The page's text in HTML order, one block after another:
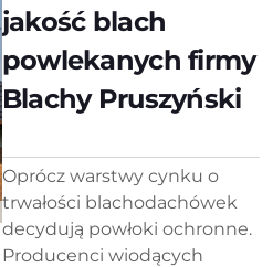
jakość blach
powlekanych firmy
Blachy Pruszyński
Oprócz warstwy cynku o
trwałości blachodachówek
decydują powłoki ochronne.
Producenci wiodących